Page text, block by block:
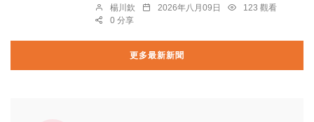
楊川欽 2026年八月09日
123 觀看
0 分享
更多最新新聞